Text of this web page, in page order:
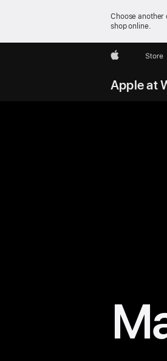
Choose another
shop online.
Apple Store
Apple at